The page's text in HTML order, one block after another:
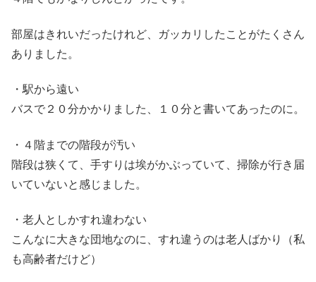
部屋はきれいだったけれど、ガッカリしたことがたくさん
ありました。
・駅から遠い
バスで２０分かかりました、１０分と書いてあったのに。
・４階までの階段が汚い
階段は狭くて、手すりは埃がかぶっていて、掃除が行き届
いていないと感じました。
・老人としかすれ違わない
こんなに大きな団地なのに、すれ違うのは老人ばかり（私
も高齢者だけど）